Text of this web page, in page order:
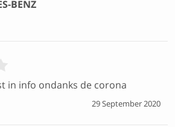
BENZ
in info ondanks de corona
29 September 2020